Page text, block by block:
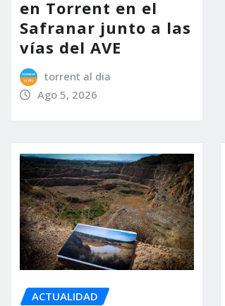
en Torrent en el
Safranar junto a las
vías del AVE
torrent al dia
Ago 5, 2026
ACTUALIDAD